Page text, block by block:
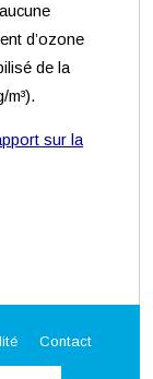
d’ozone
de la
sur la
Contact